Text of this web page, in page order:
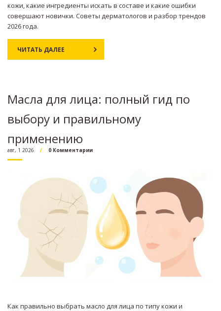
кожи, какие ингредиенты искать в составе и какие ошибки
совершают новички. Советы дерматологов и разбор трендов
2026 года.
ЧИТАТЬ ДАЛЕЕ
Масла для лица: полный гид по
выбору и правильному
применению
авг, 1 2026 0 Комментарии
Как правильно выбрать масло для лица по типу кожи и